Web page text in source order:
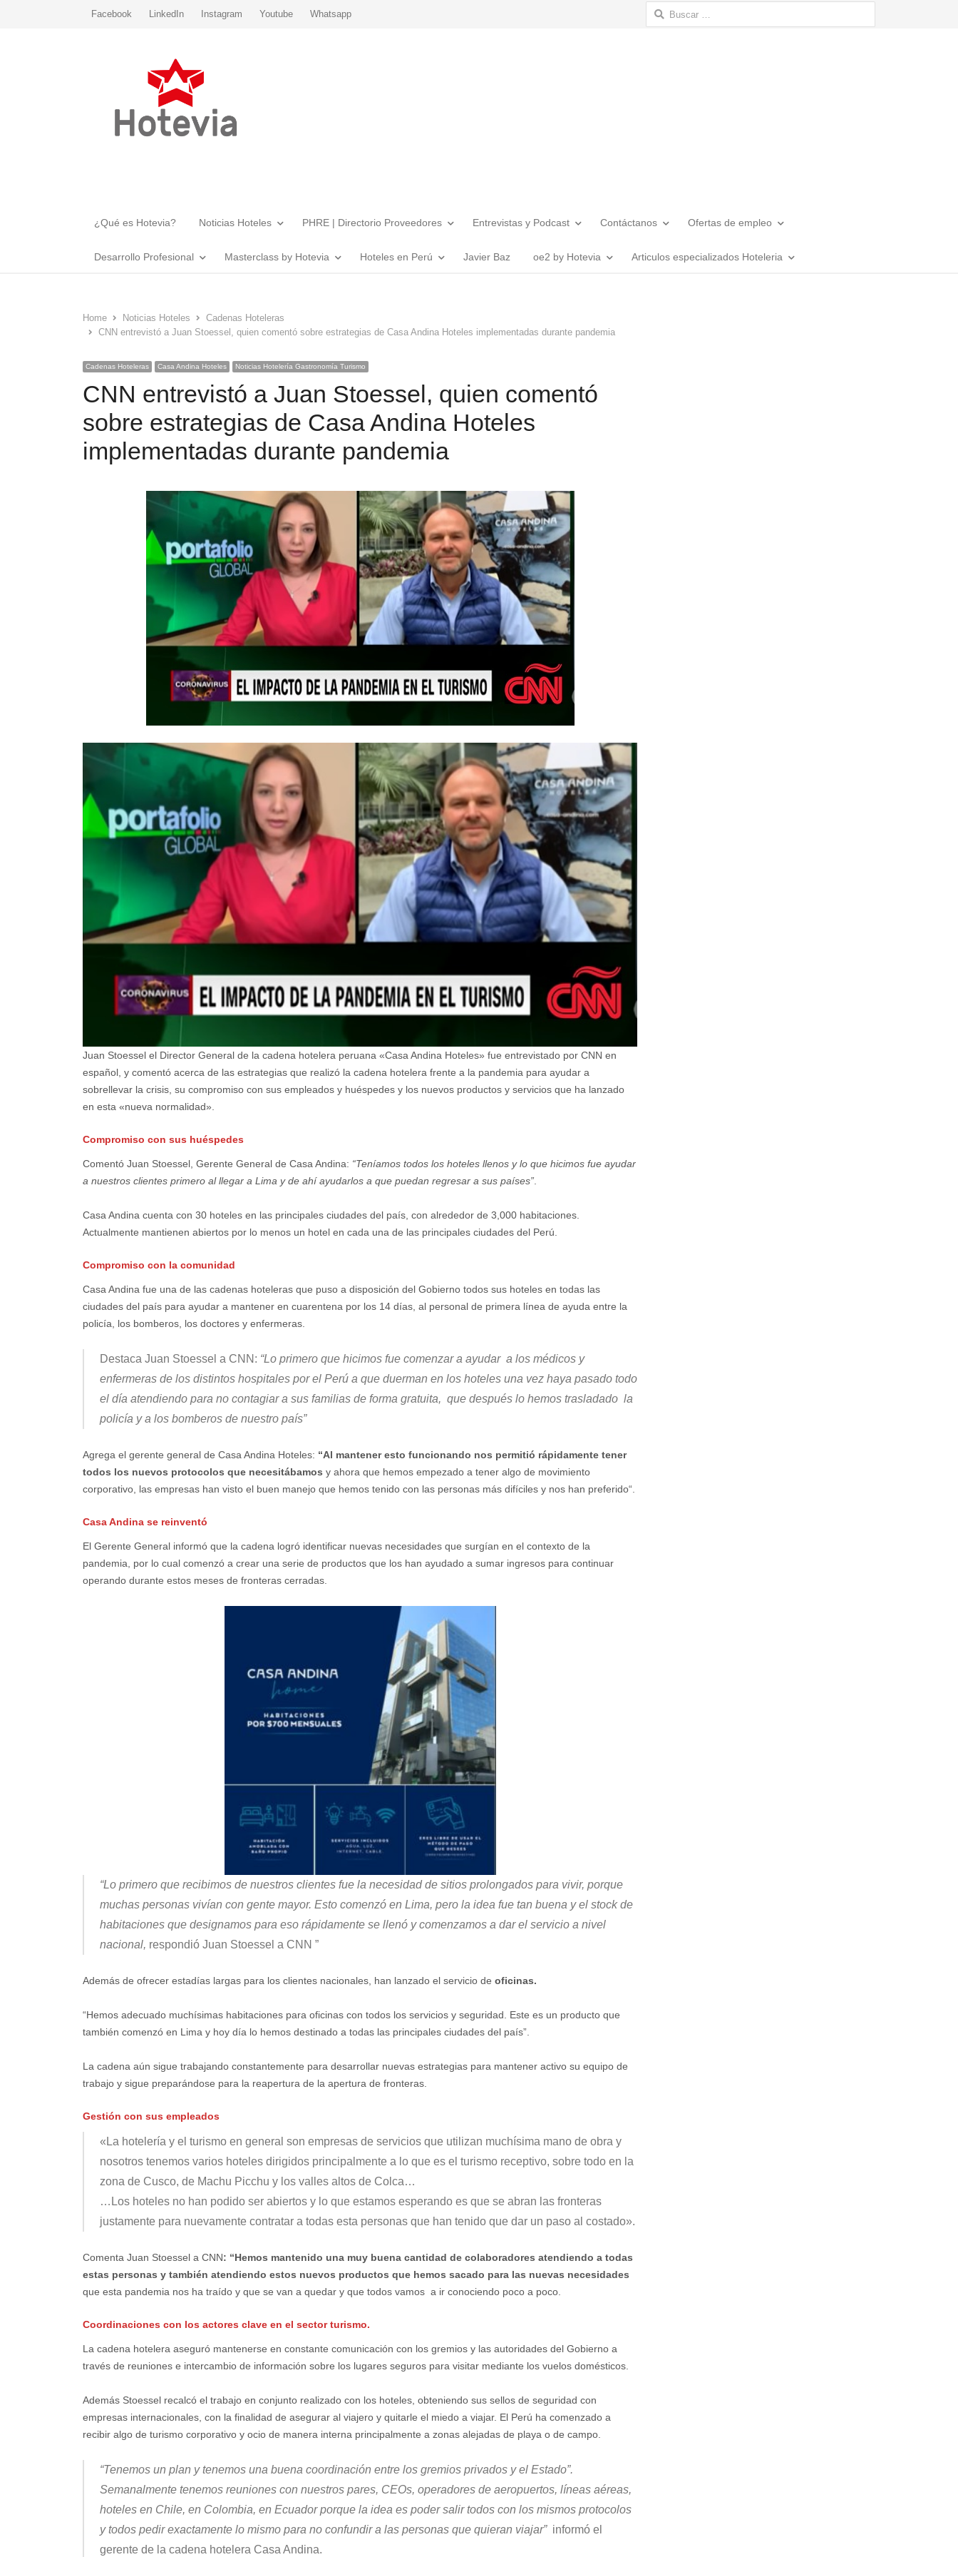
Facebook LinkedIn Instagram Youtube Whatsapp Buscar:
¿Qué es Hotevia? Noticias Hoteles PHRE | Directorio Proveedores Entrevistas y Podcast Contáctanos Ofertas de empleo
Desarrollo Profesional Masterclass by Hotevia Hoteles en Perú Javier Baz oe2 by Hotevia Articulos especializados Hoteleria
Home Noticias Hoteles
Cadenas Hoteleras
CNN entrevistó a Juan Stoessel, quien comentó sobre estrategias de Casa Andina Hoteles implementadas durante pandemia
Cadenas Hoteleras Casa Andina Hoteles Noticias Hotelería Gastronomía Turismo
CNN entrevistó a Juan Stoessel, quien comentó
sobre estrategias de Casa Andina Hoteles
implementadas durante pandemia
Juan Stoessel el Director General de la cadena hotelera peruana «Casa Andina Hoteles» fue entrevistado por CNN en
español, y comentó acerca de las estrategias que realizó la cadena hotelera frente a la pandemia para ayudar a
sobrellevar la crisis, su compromiso con sus empleados y huéspedes y los nuevos productos y servicios que ha lanzado
en esta «nueva normalidad».
Compromiso con sus huéspedes
Comentó Juan Stoessel, Gerente General de Casa Andina: “Teníamos todos los hoteles llenos y lo que hicimos fue ayudar
a nuestros clientes primero al llegar a Lima y de ahí ayudarlos a que puedan regresar a sus países”
Casa Andina cuenta con 30 hoteles en las principales ciudades del país, con alrededor de 3,000 habitaciones.
Actualmente mantienen abiertos por lo menos un hotel en cada una de las principales ciudades del Perú.
Compromiso con la comunidad
Casa Andina fue una de las cadenas hoteleras que puso a disposición del Gobierno todos sus hoteles en todas las
ciudades del país para ayudar a mantener en cuarentena por los 14 días, al personal de primera línea de ayuda entre la
policía, los bomberos, los doctores y enfermeras.
Destaca Juan Stoessel a CNN: “Lo primero que hicimos fue comenzar a ayudar a los médicos y
enfermeras de los distintos hospitales por el Perú a que duerman en los hoteles una vez haya pasado todo
el día atendiendo para no contagiar a sus familias de forma gratuita, que después lo hemos trasladado la
policía y a los bomberos de nuestro país”
Agrega el gerente general de Casa Andina Hoteles: “Al mantener esto funcionando nos permitió rápidamente tener
todos los nuevos protocolos que necesitábamos y ahora que hemos empezado a tener algo de movimiento
corporativo, las empresas han visto el buen manejo que hemos tenido con las personas más difíciles y nos han preferido“.
Casa Andina se reinventó
El Gerente General informó que la cadena logró identificar nuevas necesidades que surgían en el contexto de la
pandemia, por lo cual comenzó a crear una serie de productos que los han ayudado a sumar ingresos para continuar
operando durante estos meses de fronteras cerradas.
“Lo primero que recibimos de nuestros clientes fue la necesidad de sitios prolongados para vivir, porque
muchas personas vivían con gente mayor. Esto comenzó en Lima, pero la idea fue tan buena y el stock de
habitaciones que designamos para eso rápidamente se llenó y comenzamos a dar el servicio a nivel
nacional, respondió Juan Stoessel a CNN ”
Además de ofrecer estadías largas para los clientes nacionales, han lanzado el servicio de oficinas.
“Hemos adecuado muchísimas habitaciones para oficinas con todos los servicios y seguridad. Este es un producto que
también comenzó en Lima y hoy día lo hemos destinado a todas las principales ciudades del país”.
La cadena aún sigue trabajando constantemente para desarrollar nuevas estrategias para mantener activo su equipo de
trabajo y sigue preparándose para la reapertura de la apertura de fronteras.
Gestión con sus empleados
«La hotelería y el turismo en general son empresas de servicios que utilizan muchísima mano de obra y
nosotros tenemos varios hoteles dirigidos principalmente a lo que es el turismo receptivo, sobre todo en la
zona de Cusco, de Machu Picchu y los valles altos de Colca…
…Los hoteles no han podido ser abiertos y lo que estamos esperando es que se abran las fronteras
justamente para nuevamente contratar a todas esta personas que han tenido que dar un paso al costado».
Comenta Juan Stoessel a CNN: “Hemos mantenido una muy buena cantidad de colaboradores atendiendo a todas
estas personas y también atendiendo estos nuevos productos que hemos sacado para las nuevas necesidades
que esta pandemia nos ha traído y que se van a quedar y que todos vamos a ir conociendo poco a poco.
Coordinaciones con los actores clave en el sector turismo.
La cadena hotelera aseguró mantenerse en constante comunicación con los gremios y las autoridades del Gobierno a
través de reuniones e intercambio de información sobre los lugares seguros para visitar mediante los vuelos domésticos.
Además Stoessel recalcó el trabajo en conjunto realizado con los hoteles, obteniendo sus sellos de seguridad con
empresas internacionales, con la finalidad de asegurar al viajero y quitarle el miedo a viajar. El Perú ha comenzado a
recibir algo de turismo corporativo y ocio de manera interna principalmente a zonas alejadas de playa o de campo.
“Tenemos un plan y tenemos una buena coordinación entre los gremios privados y el Estado”.
Semanalmente tenemos reuniones con nuestros pares, CEOs, operadores de aeropuertos, líneas aéreas,
hoteles en Chile, en Colombia, en Ecuador porque la idea es poder salir todos con los mismos protocolos
y todos pedir exactamente lo mismo para no confundir a las personas que quieran viajar”informó el
gerente de la cadena hotelera Casa Andina.